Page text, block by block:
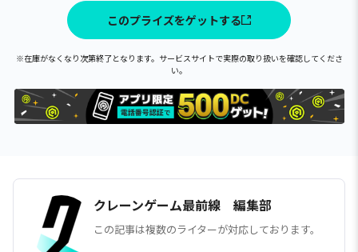
このプライズをゲットする
※在庫がなくなり次第終了となります。サービスサイトで実際の取り扱いを確認してくださ
い。
クレーンゲーム最前線 編集部
この記事は複数のライターが対応しております。